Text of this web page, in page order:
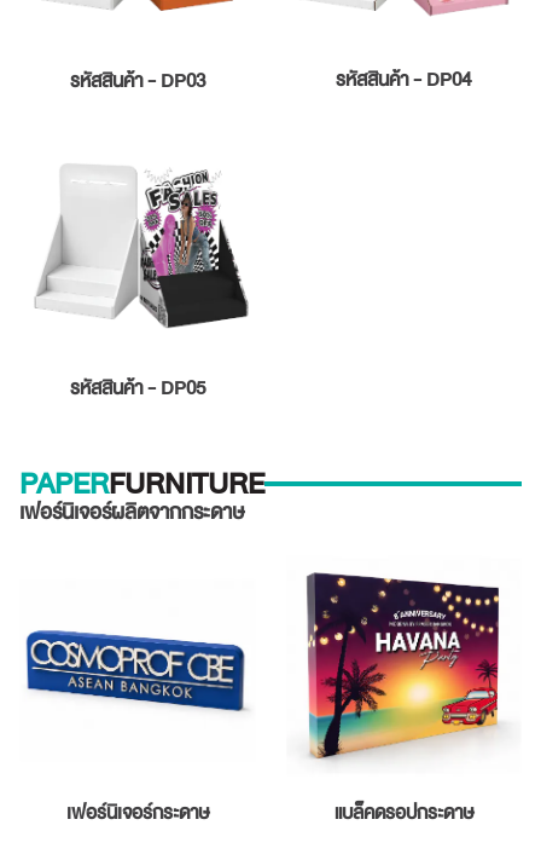
รหัสสินค้า - DP03 รหัสสินค้า - DP04
รหัสสินค้า - DP05
PAPERFURNITURE
เฟอร์นิเจอร์ผลิตจากกระดาษ
เฟอร์นิเจอร์กระดาษ แบล็คดรอปกระดาษ